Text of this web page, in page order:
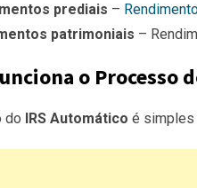
prediais –
patrimoniais –
o Processo
do IRS Automático é simples